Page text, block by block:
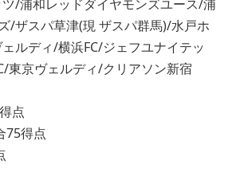
/浦和レッドダイヤモンズユース/浦
/ザスパ草津(現 ザスパ群馬)/水戸ホ
ルディ/横浜FC/ジェフユナイテッ
東京ヴェルディ/クリアソン新宿
点
75得点